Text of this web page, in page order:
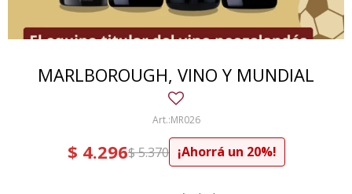
MARLBOROUGH, VINO Y MUNDIAL
MR026
$ 4.296$5.370 20